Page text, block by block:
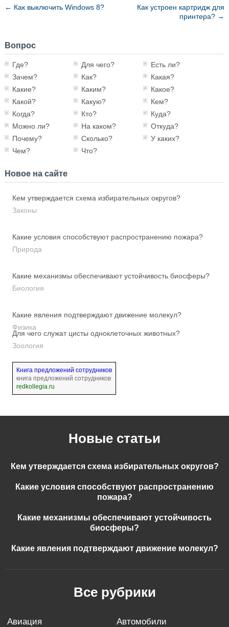
← Как выключить Windows 8?
Как устроен картридж для
принтера? →
Вопрос
Где? Для чего?
Есть ли?
Зачем?
Как?
Какая?
Какие?
Каким?
Какое?
Какой?
Какую?
Кем?
Когда?
Кто?
Куда?
Можно ли?
На каком?
Откуда?
Почему?
Сколько?
У каких?
Чем?
Что?
Новое на сайте
Кем утверждается схема избирательных округов?
Законы
Какие условия способствуют распространению пожара?
Природа
Какие механизмы обеспечивают устойчивость биосферы?
Биология
Какие явления подтверждают движение молекул?
Физика
Для чего служат цисты одноклеточных животных?
Зоология
Книга предложений сотрудников
книга предложений сотрудников
redkollegia.ru
Новые статьи
Кем утверждается схема избирательных округов?
Какие условия способствуют распространению
пожара?
Какие механизмы обеспечивают устойчивость
биосферы?
Какие явления подтверждают движение молекул?
Все рубрики
авиация
автомобили